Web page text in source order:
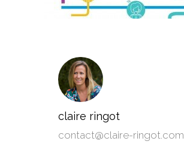
claire ringot
contact@claire-ringot.com